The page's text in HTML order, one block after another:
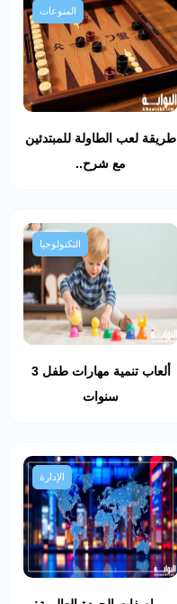
المنوعات
طريقة لعب الطاولة للمبتدئين
مع شرح..
التكنولوجيا
ألعاب تنمية مهارات طفل 3
سنوات
الإدارة